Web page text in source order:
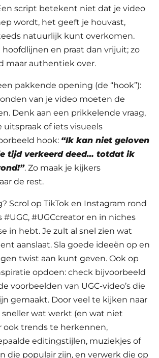
script betekent niet dat je video
wordt, het geeft je houvast,
natuurlijk kunt overkomen.
hoofdlijnen en praat dan vrijuit; zo
maar authentiek over.
pakkende opening (de “hook”):
van je video moeten de
Denk aan een prikkelende vraag,
uitspraak of iets visueels
hook: “Ik kan niet geloven
tijd verkeerd deed… totdat ik
. Zo maak je kijkers
de rest.
Scrol op TikTok en Instagram rond
#UGC, #UGCcreator en in niches
in hebt. Je zult al snel zien wat
aanslaat. Sla goede ideeën op en
twist aan kunt geven. Ook op
opdoen: check bijvoorbeeld
voorbeelden van UGC-video’s die
gemaakt. Door veel te kijken naar
sneller wat werkt (en wat niet
ook trends te herkennen,
editingstijlen, muziekjes of
die populair zijn, en verwerk die op